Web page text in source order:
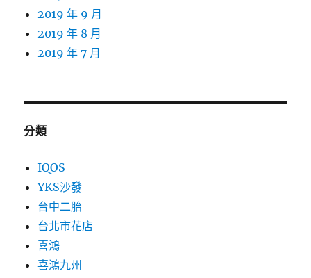
2019 年 9 月
2019 年 8 月
2019 年 7 月
分類
IQOS
YKS沙發
台中二胎
台北市花店
喜鴻
喜鴻九州